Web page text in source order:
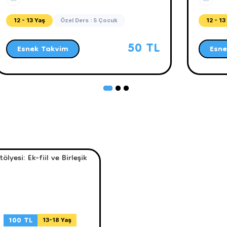
12 - 13 Yaş Özel Ders : 5 Çocuk
Esnek Takvim 50 TL
12 - 13
100 TL 13-18 Yaş